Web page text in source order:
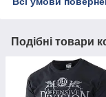
Подібні товари